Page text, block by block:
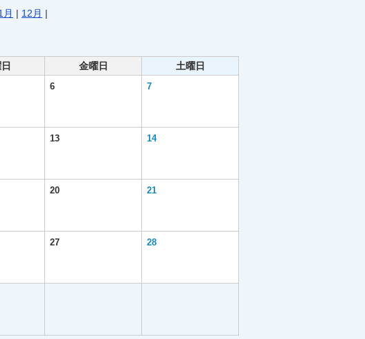
月 | 12月 |
金曜日 土曜日
6 7
13 14
20 21
27 28